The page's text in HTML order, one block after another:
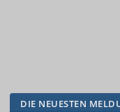
DIE NEUESTEN